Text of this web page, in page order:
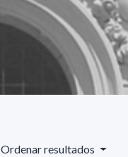
Ordenar resultados